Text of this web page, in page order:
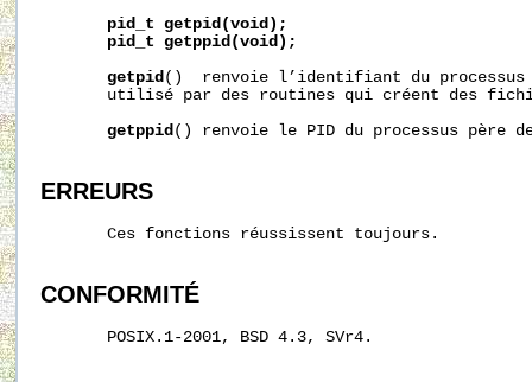
pid_t getpid(void);
pid_t getppid(void);
getpid()  renvoie l’identifiant du processus
utilisé par des routines qui créent des
getppid() renvoie le PID du processus père
ERREURS
       Ces fonctions réussissent toujours.
CONFORMITÉ
       POSIX.1-2001, BSD 4.3, SVr4.